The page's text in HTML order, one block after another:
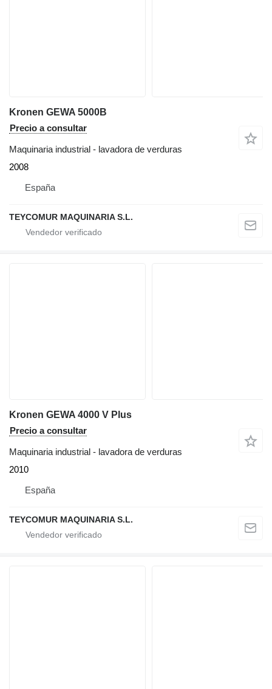
Kronen GEWA 5000B
Precio a consultar
Maquinaria industrial - lavadora de verduras
2008
España
TEYCOMUR MAQUINARIA S.L.
Kronen GEWA 4000 V Plus
Precio a consultar
Maquinaria industrial - lavadora de verduras
2010
España
TEYCOMUR MAQUINARIA S.L.